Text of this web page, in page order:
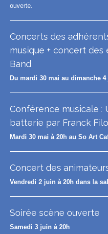
ouverte.
Concerts des
musique + concert des
Band
Du mardi 30 mai au dimanche
Conférence musicale :
batterie par Franck
Mardi 30 mai à 20h au So Art
Concert des
Vendredi 2 juin à 20h dans la
Soirée scène ouverte
Samedi 3 juin à 20h